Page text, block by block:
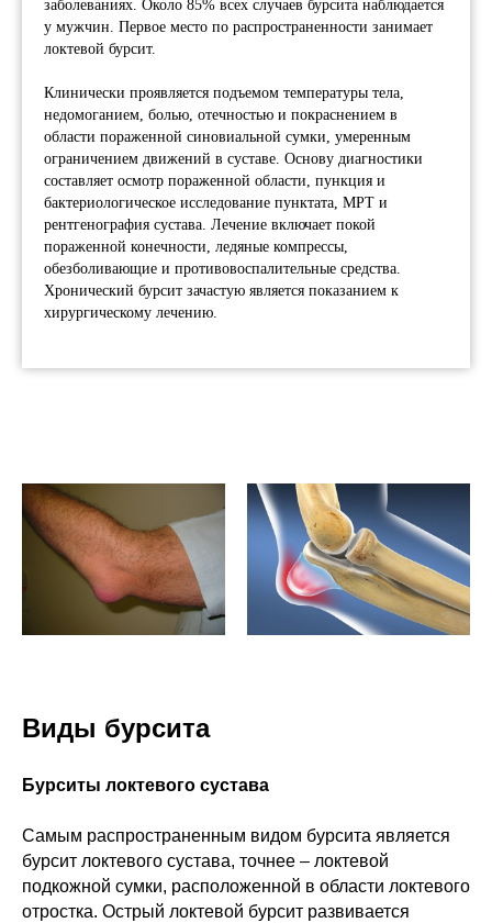
заболеваниях. Около 85% всех случаев бурсита наблюдается
у мужчин. Первое место по распространенности занимает
локтевой бурсит.
Клинически проявляется подъемом температуры тела,
недомоганием, болью, отечностью и покраснением в
области пораженной синовиальной сумки, умеренным
ограничением движений в суставе. Основу диагностики
составляет осмотр пораженной области, пункция и
бактериологическое исследование пунктата, МРТ и
рентгенография сустава. Лечение включает покой
пораженной конечности, ледяные компрессы,
обезболивающие и противовоспалительные средства.
Хронический бурсит зачастую является показанием к
хирургическому лечению.
Виды бурсита
Бурситы локтевого сустава
Самым распространенным видом бурсита является
бурсит локтевого сустава, точнее – локтевой
подкожной сумки, расположенной в области локтевого
отростка. Острый локтевой бурсит развивается